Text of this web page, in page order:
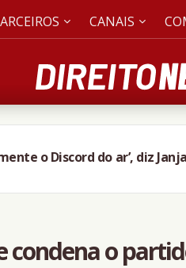
CANAIS
o Discord do ar’, diz
condena o